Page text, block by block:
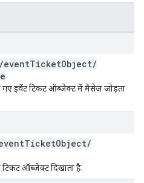
/eventTicketObject/
इवेंट टिकट ऑब्जेक्ट में मैसेज जोड़ता
TicketObject/
ऑब्जेक्ट दिखाता है.